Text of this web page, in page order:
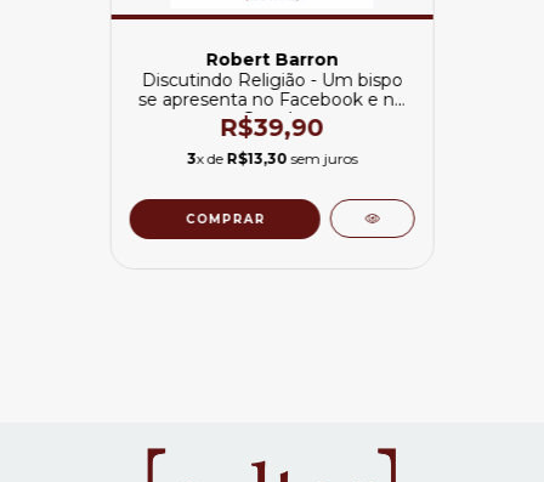
Robert Barron
Discutindo Religião - Um bispo
se apresenta no Facebook e no
Google
R$39,90
3x de R$13,30 sem juros